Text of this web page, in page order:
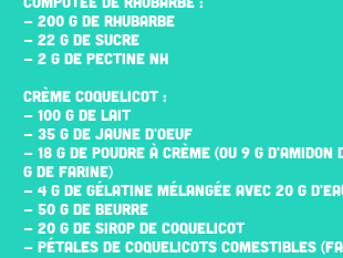
- 200 G DE RHUBARBE
- 22 G DE SUCRE
- 2 G DE PECTINE NH
CRÈME COQUELICOT :
- 100 G DE LAIT
- 35 G DE JAUNE D'OEUF
- 18 G DE POUDRE À CRÈME (OU 9 G D'AMIDON
G DE FARINE)
- 4 G DE GÉLATINE MÉLANGÉE AVEC 20 G
- 50 G DE BEURRE
- 20 G DE SIROP DE COQUELICOT
- PÉTALES DE COQUELICOTS COMESTIBLES